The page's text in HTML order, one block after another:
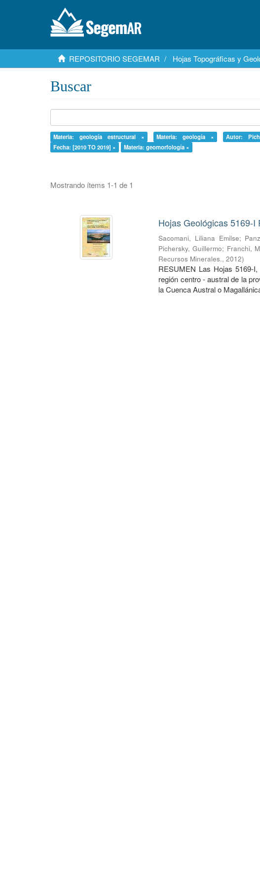
REPOSITORIO SEGEMAR Hojas Topográficas y
Buscar
Materia: geología estructural × Materia: geología × Autor:
Fecha: [2010 TO 2019] ×
Materia: geomorfología ×
Mostrando ítems 1-1 de 1
Hojas Geológicas 5169-
Sacomani, Liliana Emilse;
Pichersky, Guillermo; Franchi,
Recursos Minerales.,2012)
RESUMEN Las Hojas 5169-
región centro - austral de la
la Cuenca Austral o